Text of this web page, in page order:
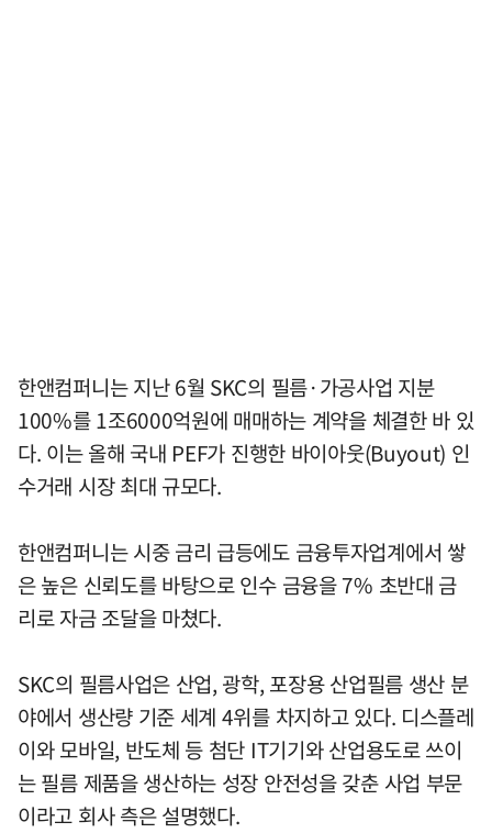
한앤컴퍼니는 지난 6월 SKC의 필름·가공사업 지분
100%를 1조6000억원에 매매하는 계약을 체결한 바 있
다. 이는 올해 국내 PEF가 진행한 바이아웃(Buyout) 인
수거래 시장 최대 규모다.
한앤컴퍼니는 시중 금리 급등에도 금융투자업계에서 쌓
은 높은 신뢰도를 바탕으로 인수 금융을 7% 초반대 금
리로 자금 조달을 마쳤다.
SKC의 필름사업은 산업, 광학, 포장용 산업필름 생산 분
야에서 생산량 기준 세계 4위를 차지하고 있다. 디스플레
이와 모바일, 반도체 등 첨단 IT기기와 산업용도로 쓰이
는 필름 제품을 생산하는 성장 안전성을 갖춘 사업 부문
이라고 회사 측은 설명했다.